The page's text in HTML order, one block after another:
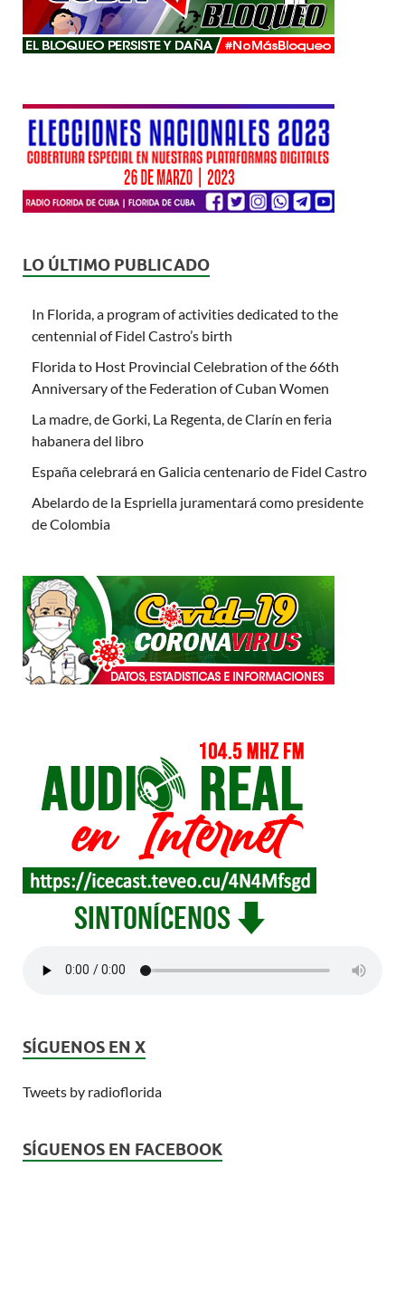
LO ÚLTIMO PUBLICADO
In Florida, a program of activities dedicated to the
centennial of Fidel Castro’s birth
Florida to Host Provincial Celebration of the 66th
Anniversary of the Federation of Cuban Women
La madre, de Gorki, La Regenta, de Clarín en feria
habanera del libro
España celebrará en Galicia centenario de Fidel Castro
Abelardo de la Espriella juramentará como presidente
de Colombia
SÍGUENOS EN X
Tweets by radioflorida
SÍGUENOS EN FACEBOOK